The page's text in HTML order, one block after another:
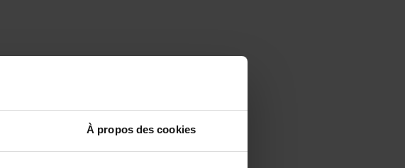
À propos des cookies